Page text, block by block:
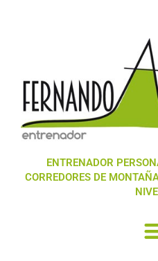
ENTRENADOR
CORREDORES DE